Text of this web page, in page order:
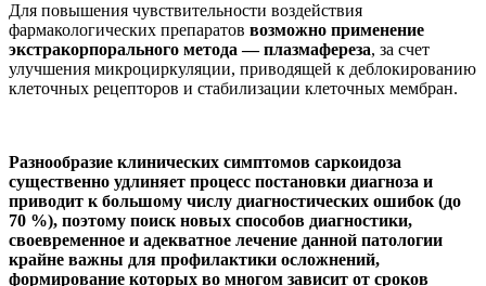
Для повышения чувствительности воздействия
фармакологических препаратов возможно применение
экстракорпорального метода — плазмафереза, за счет
улучшения микроциркуляции, приводящей к деблокированию
клеточных рецепторов и стабилизации клеточных мембран.
Разнообразие клинических симптомов саркоидоза
существенно удлиняет процесс постановки диагноза и
приводит к большому числу диагностических ошибок (до
70 %), поэтому поиск новых способов диагностики,
своевременное и адекватное лечение данной патологии
крайне важны для профилактики осложнений,
формирование которых во многом зависит от сроков